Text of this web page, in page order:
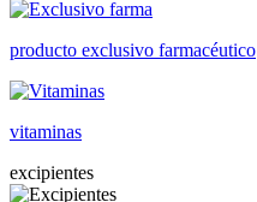
producto exclusivo farmacéutico
vitaminas
excipientes